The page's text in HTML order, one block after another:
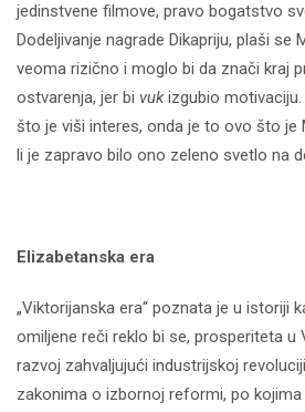
jedinstvene filmove, pravo bogatstvo
Dodeljivanje nagrade Dikapriju, plaši se
veoma rizično i moglo bi da znači kraj
ostvarenja, jer bi vukizgubio
što je viši interes, onda je to ovo što je
li je zapravo bilo ono zeleno svetlo na
Elizabetanska era
„Viktorijanska era“ poznata je u istoriji
omiljene reči reklo bi se, prosperiteta u
razvoj zahvaljujući industrijskoj
zakonima o izbornoj reformi, po kojima